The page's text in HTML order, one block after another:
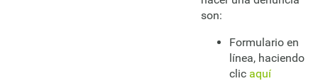
son:
Formulario en
línea, haciendo
clic aquí